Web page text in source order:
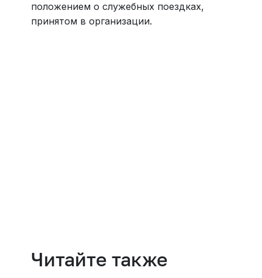
положением о служебных поездках,
принятом в организации.
Читайте также